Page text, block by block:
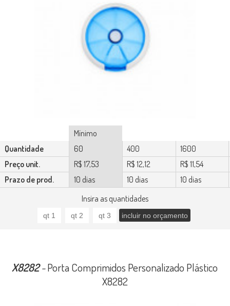
Insira as quantidades
Mínimo
Quantidade
60 400
1600
Preço unit.
R$ 17,53 R$ 12,12
R$ 11,54
Prazo de prod.
10 dias 10 dias 10 dias
X8282-Porta Comprimidos Personalizado Plástico
X8282